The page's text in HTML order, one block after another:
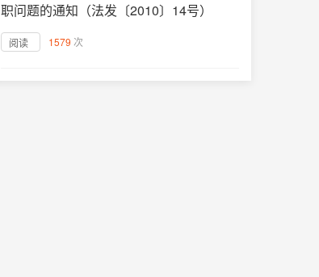
职问题的通知（法发〔2010〕14号）
阅读 1579 次